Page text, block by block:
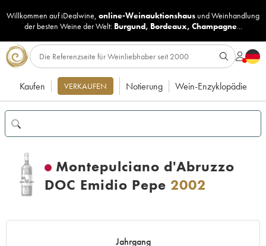
Willkommen auf iDealwine, online-Weinauktionshaus undWeinhandlung
der besten Weine der Welt: Burgund, Bordeaux, Champagne...
Kaufen VERKAUFEN Notierung Wein-Enzyklopädie
Montepulciano d'Abruzzo
DOC Emidio Pepe 2002
Jahrgang